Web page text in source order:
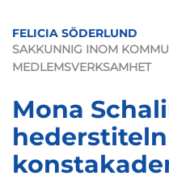
FELICIA SÖDERLUND
SAKKUNNIG INOM
MEDLEMSVERKSAMHET
Mona
hederstiteln